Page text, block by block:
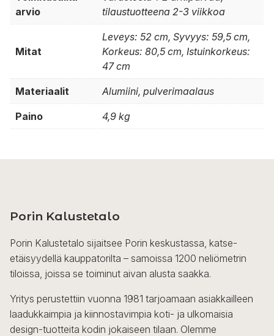
arvio
tilaustuotteena 2-3 viikkoa
Mitat
Leveys: 52 cm, Syvyys: 59,5 cm,
Korkeus: 80,5 cm, Istuinkorkeus:
47 cm
Materiaalit Alumiini, pulverimaalaus
Paino 4,9 kg
Porin Kalustetalo
Porin Kalustetalo sijaitsee Porin keskustassa, katse-
etäisyydellä kauppatorilta – samoissa 1200 neliömetrin
tiloissa, joissa se toiminut aivan alusta saakka.
Yritys perustettiin vuonna 1981 tarjoamaan asiakkailleen
laadukkaimpia ja kiinnostavimpia koti- ja ulkomaisia
design-tuotteita kodin jokaiseen tilaan. Olemme